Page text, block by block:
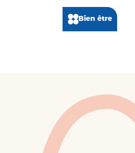
Bien être